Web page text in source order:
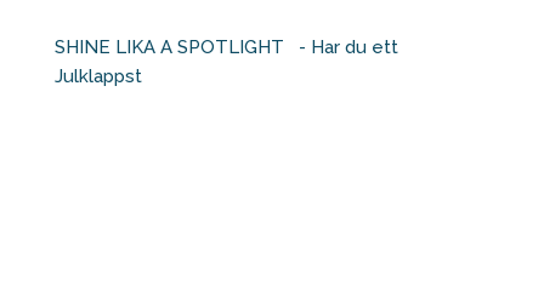
SHINE LIKA A SPOTLIGHT ⁠ ⁠ - Har du ett
Julklappst